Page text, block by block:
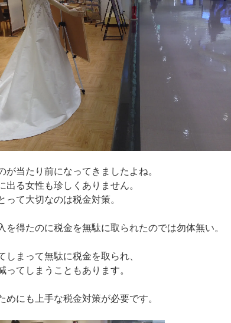
が当たり前になってきましたよね。
出る女性も珍しくありません。
って大切なのは税金対策。
を得たのに税金を無駄に取られたのでは勿体無い。
しまって無駄に税金を取られ、
ってしまうこともあります。
めにも上手な税金対策が必要です。